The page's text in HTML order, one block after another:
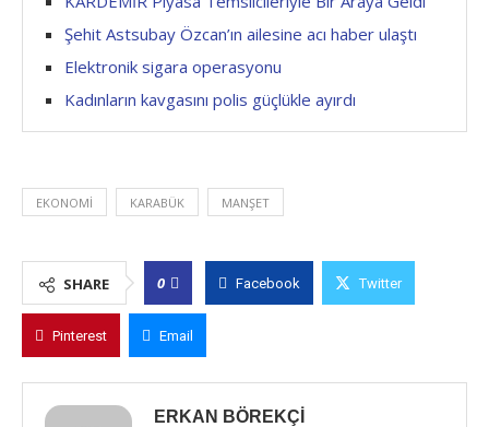
Şehit Astsubay Özcan’ın ailesine acı haber ulaştı
Elektronik sigara operasyonu
Kadınların kavgasını polis güçlükle ayırdı
EKONOMI KARABÜK MANŞET
SHARE 0 Facebook Twitter
Pinterest Email
ERKAN BÖREKÇI